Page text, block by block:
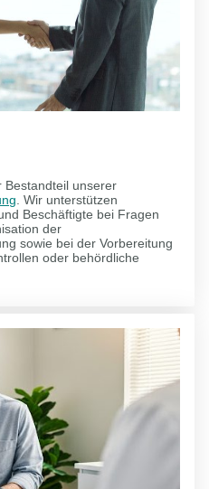
Bestandteil unserer
. Wir unterstützen
Beschäftigte bei Fragen
der
sowie bei der Vorbereitung
oder behördliche